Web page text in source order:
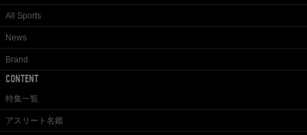
All Sports
News
Brand
CONTENT
特集一覧
アスリート名鑑